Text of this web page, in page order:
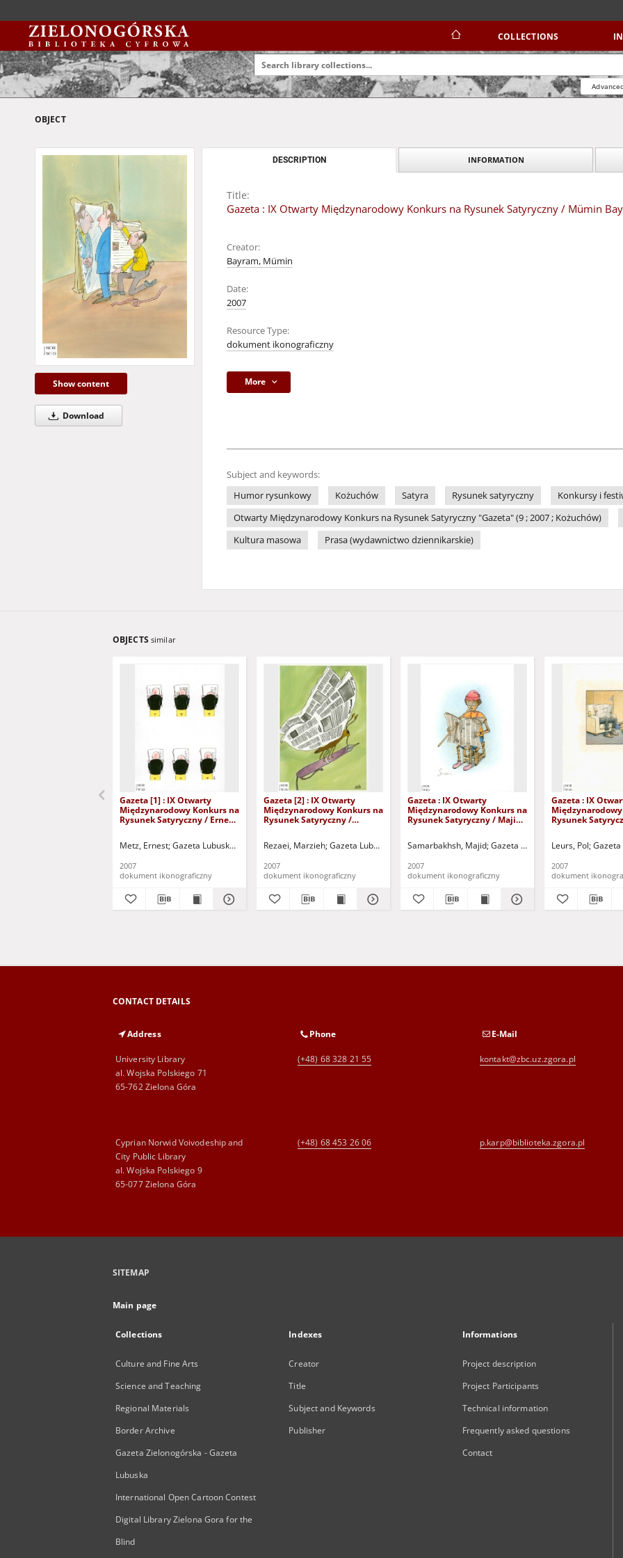
COLLECTIONS
OBJECT
Show content
Download
DESCRIPTION INFORMATION
Title:
Gazeta : IX Otwarty Międzynarodowy Konkurs na Rysunek Satyryczny / Mümin
Creator:
Bayram, Mümin
Date:
2007
Resource Type:
dokument ikonograficzny
More
Subject and keywords:
Humor rysunkowy
Kożuchów Satyra Rysunek satyryczny
Konkursy i
Otwarty Międzynarodowy Konkurs na Rysunek Satyryczny "Gazeta" (9 ; 2007 ; Kożuchów)
Kultura masowa
Prasa (wydawnictwo dziennikarskie)
OBJECTS similar
Gazeta [1] : IX Otwarty
Międzynarodowy Konkurs na
Rysunek Satyryczny / Ernest
Metz, Ernest Gazeta Lubuska (Zielona Góra) Kożuchowski Ośrodek Kultury i Sportu "Zamek" (Kożuchów). (ul. Klasztorna 14, 67-
2007
dokument ikonograficzny
Gazeta [2] : IX Otwarty
Międzynarodowy Konkurs na
Rysunek Satyryczny /
Rezaei, Marzieh Gazeta Lubuska (Zielona Góra) Kożuchowski Ośrodek Kultury i Sportu
2007
dokument ikonograficzny
Gazeta : IX Otwarty
Międzynarodowy Konkurs na
Rysunek Satyryczny / Majid
Samarbakhsh, Majid Gazeta Lubuska (Zielona Góra)
2007
dokument ikonograficzny
Gazeta : IX
Rysunek
Leurs, Pol Gazeta
2007
dokument
CONTACT DETAILS
Address
University Library
al. Wojska Polskiego 71
65-762 Zielona Góra
Phone
(+48) 68 328 21 55
E-Mail
kontakt@zbc.uz.zgora.pl
Cyprian Norwid Voivodeship and
City Public Library
al. Wojska Polskiego 9
65-077 Zielona Góra
(+48) 68 453 26 06 p.karp@biblioteka.zgora.pl
SITEMAP
Main page
Collections
Culture and Fine Arts
Science and Teaching
Regional Materials
Border Archive
Gazeta Zielonogórska - Gazeta
Lubuska
International Open Cartoon Contest
Digital Library Zielona Gora for the
Blind
Indexes
Creator
Title
Subject and Keywords
Publisher
Informations
Project description
Project Participants
Technical information
Frequently asked questions
Contact